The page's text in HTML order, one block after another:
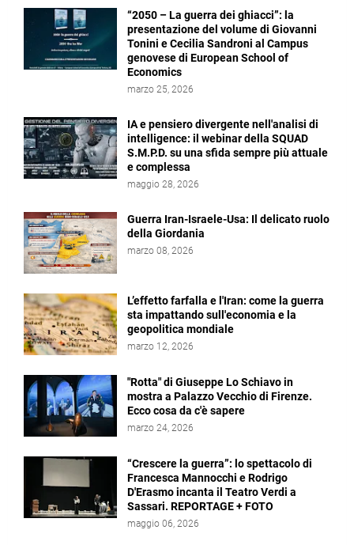
“2050 – La guerra dei ghiacci”: la
presentazione del volume di Giovanni
Tonini e Cecilia Sandroni al Campus
genovese di European School of
Economics
marzo 25, 2026
IA e pensiero divergente nell'analisi di
intelligence: il webinar della SQUAD
S.M.P.D. su una sfida sempre più attuale
e complessa
maggio 28, 2026
Guerra Iran-Israele-Usa: Il delicato ruolo
della Giordania
marzo 08, 2026
L’effetto farfalla e l'Iran: come la guerra
sta impattando sull'economia e la
geopolitica mondiale
marzo 12, 2026
"Rotta" di Giuseppe Lo Schiavo in
mostra a Palazzo Vecchio di Firenze.
Ecco cosa da c'è sapere
marzo 24, 2026
“Crescere la guerra”: lo spettacolo di
Francesca Mannocchi e Rodrigo
D'Erasmo incanta il Teatro Verdi a
Sassari. REPORTAGE + FOTO
maggio 06, 2026